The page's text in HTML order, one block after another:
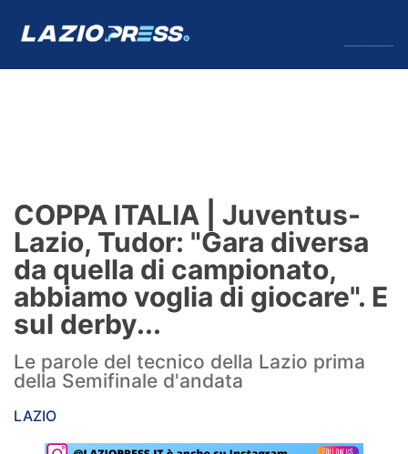
Formello
Infortuni
Primavera
Calciomercato
Lazio Women
COPPA ITALIA | Juventus-
Lazio, Tudor: "Gara diversa
da quella di campionato,
abbiamo voglia di giocare". E
sul derby...
Le parole del tecnico della Lazio prima
della Semifinale d'andata
LAZIO